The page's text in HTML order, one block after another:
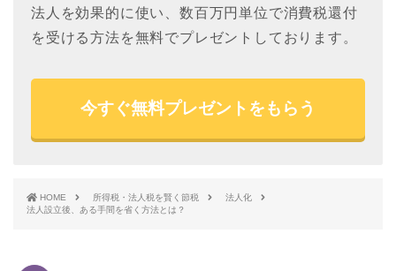
法人を効果的に使い、数百万円単位で消費税還付
を受ける方法を無料でプレゼントしております。
今すぐ無料プレゼントをもらう
HOME 所得税・法人税を賢く節税
法人化
法人設立後、ある手間を省く方法とは？